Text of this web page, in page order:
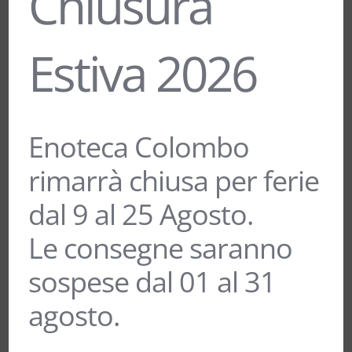
“PERLE’” TRENTO DOC – FERRARI
40,00€
Estiva 2026
Enoteca Colombo
rimarrà chiusa per ferie
dal 9 al 25 Agosto.
Le consegne saranno
sospese dal 01 al 31
agosto.